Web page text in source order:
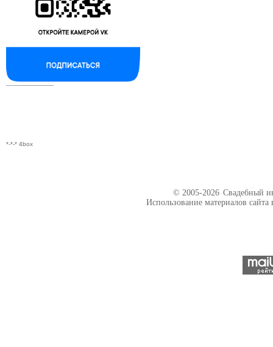
--------------------------
*-*-* 4box
© 2005-2026 Свадебный
Использование материалов